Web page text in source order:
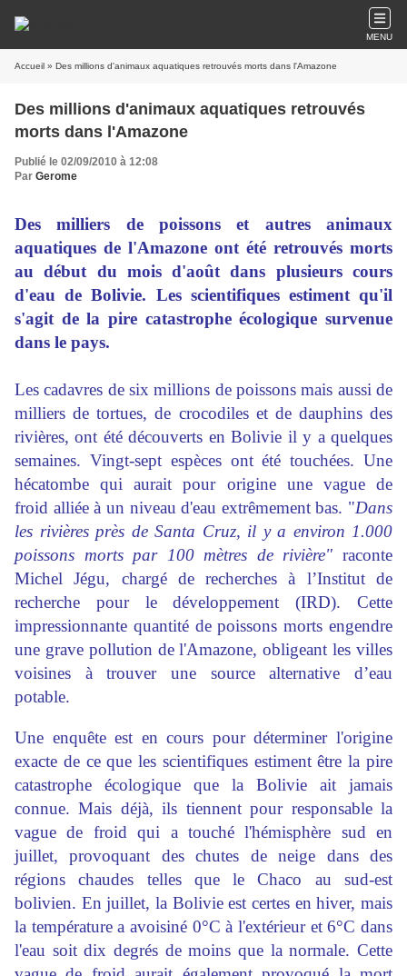
MENU
Accueil » Des millions d'animaux aquatiques retrouvés morts dans l'Amazone
Des millions d'animaux aquatiques retrouvés
morts dans l'Amazone
Publié le 02/09/2010 à 12:08
Par Gerome
Des milliers de poissons et autres animaux
aquatiques de l'Amazone ont été retrouvés morts
au début du mois d'août dans plusieurs cours
d'eau de Bolivie. Les scientifiques estiment qu'il
s'agit de la pire catastrophe écologique survenue
dans le pays.
Les cadavres de six millions de poissons mais aussi de
milliers de tortues, de crocodiles et de dauphins des
rivières, ont été découverts en Bolivie il y a quelques
semaines. Vingt-sept espèces ont été touchées. Une
hécatombe qui aurait pour origine une vague de
froid alliée à un niveau d'eau extrêmement bas. "Dans
les rivières près de Santa Cruz, il y a environ 1.000
poissons morts par 100 mètres de rivière" raconte
Michel Jégu, chargé de recherches à l’Institut de
recherche pour le développement (IRD). Cette
impressionnante quantité de poissons morts engendre
une grave pollution de l'Amazone, obligeant les villes
voisines à trouver une source alternative d’eau
potable.
Une enquête est en cours pour déterminer l'origine
exacte de ce que les scientifiques estiment être la pire
catastrophe écologique que la Bolivie ait jamais
connue. Mais déjà, ils tiennent pour responsable la
vague de froid qui a touché l'hémisphère sud en
juillet, provoquant des chutes de neige dans des
régions chaudes telles que le Chaco au sud-est
bolivien. En juillet, la Bolivie est certes en hiver, mais
la température a avoisiné 0°C à l'extérieur et 6°C dans
l'eau soit dix degrés de moins que la normale. Cette